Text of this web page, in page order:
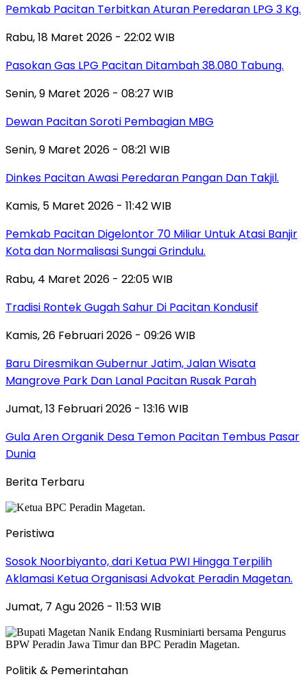
Pemkab Pacitan Terbitkan Aturan Peredaran LPG 3 Kg.
Rabu, 18 Maret 2026 - 22:02 WIB
Pasokan Gas LPG Pacitan Ditambah 38.080 Tabung.
Senin, 9 Maret 2026 - 08:27 WIB
Dewan Pacitan Soroti Pembagian MBG
Senin, 9 Maret 2026 - 08:21 WIB
Dinkes Pacitan Awasi Peredaran Pangan Dan Takjil.
Kamis, 5 Maret 2026 - 11:42 WIB
Pemkab Pacitan Digelontor 70 Miliar Untuk Atasi Banjir
Kota dan Normalisasi Sungai Grindulu.
Rabu, 4 Maret 2026 - 22:05 WIB
Tradisi Rontek Gugah Sahur Di Pacitan Kondusif
Kamis, 26 Februari 2026 - 09:26 WIB
Baru Diresmikan Gubernur Jatim, Jalan Wisata
Mangrove Park Dan Lanal Pacitan Rusak Parah
Jumat, 13 Februari 2026 - 13:16 WIB
Gula Aren Organik Desa Temon Pacitan Tembus Pasar
Dunia
Berita Terbaru
Peristiwa
Sosok Noorbiyanto, dari Ketua PWI Hingga Terpilih
Aklamasi Ketua Organisasi Advokat Peradin Magetan.
Jumat, 7 Agu 2026 - 11:53 WIB
Politik & Pemerintahan